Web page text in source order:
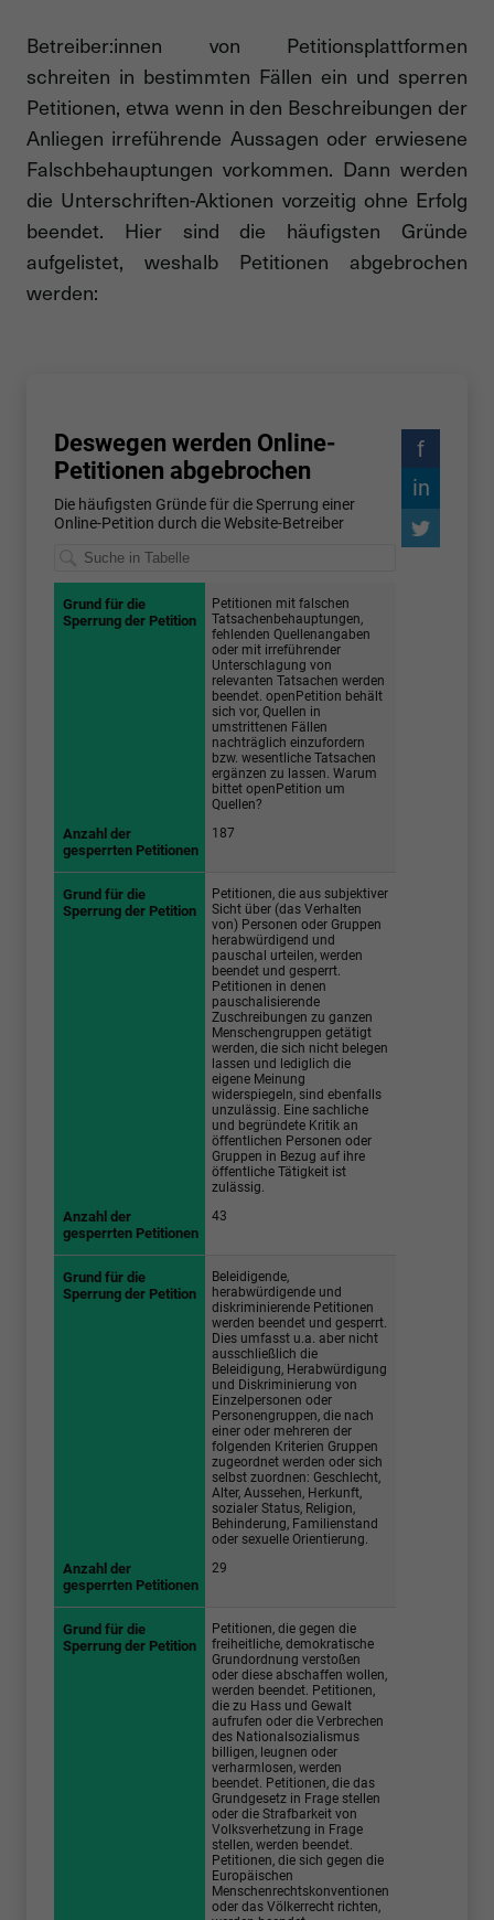
Betreiber:innen von Petitionsplattformen
schreiten in bestimmten Fällen ein und sperren
Petitionen, etwa wenn in den Beschreibungen der
Anliegen irreführende Aussagen oder erwiesene
Falschbehauptungen vorkommen. Dann werden
die Unterschriften-Aktionen vorzeitig ohne Erfolg
beendet. Hier sind die häufigsten Gründe
aufgelistet, weshalb Petitionen abgebrochen
werden: